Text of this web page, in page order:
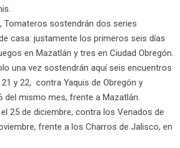
Tomateros sostendrán dos series
casa: justamente los primeros seis días
en Mazatlán y tres en Ciudad Obregón.
una vez sostendrán aquí seis encuentros
y 22, contra Yaquis de Obregón y
del mismo mes, frente a Mazatlán.
25 de diciembre, contra los Venados de
frente a los Charros de Jalisco, en